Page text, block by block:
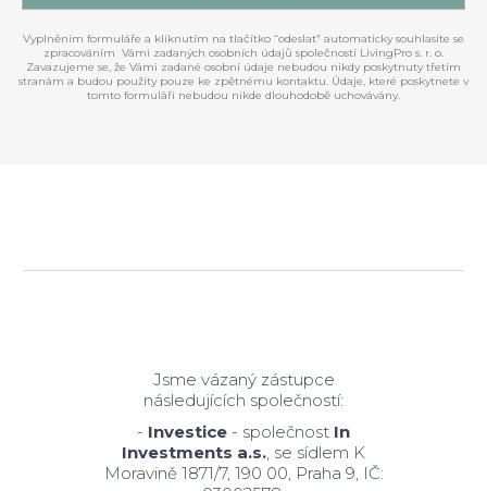
Vyplněním formuláře a kliknutím na tlačítko “odeslat” automaticky souhlasíte se
zpracováním Vámi zadaných osobních údajů společností LivingPro s. r. o.
Zavazujeme se, že Vámi zadané osobní údaje nebudou nikdy poskytnuty třetím
stranám a budou použity pouze ke zpětnému kontaktu. Údaje, které poskytnete v
tomto formuláři nebudou nikde dlouhodobě uchovávány.
Jsme vázaný zástupce
následujících společností:
- Investice - společnost In
Investments a.s., se sídlem K
Moravině 1871/7, 190 00, Praha 9, IČ: